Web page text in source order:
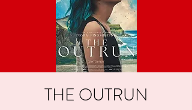
THE OUTRUN